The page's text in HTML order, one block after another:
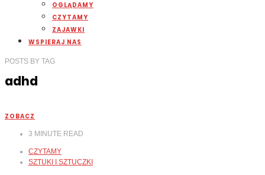
OGLĄDAMY
CZYTAMY
ZAJAWKI
WSPIERAJ NAS
POSTS BY TAG
adhd
ZOBACZ
3 MINUTE READ
CZYTAMY
SZTUKI I SZTUCZKI